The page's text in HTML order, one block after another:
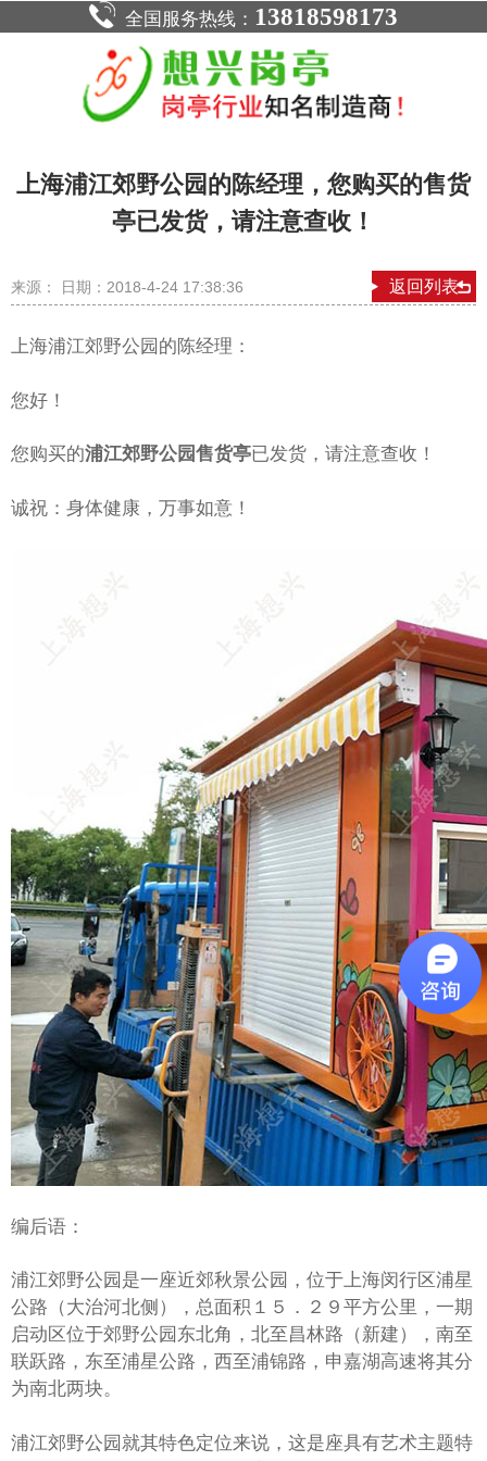
全国服务热线： 13818598173
上海浦江郊野公园的陈经理，您购买的售货
亭已发货，请注意查收！
返回列表
来源： 日期：2018-4-24 17:38:36
上海浦江郊野公园的陈经理：
您好！
您购买的浦江郊野公园售货亭已发货，请注意查收！
诚祝：身体健康，万事如意！
编后语：
浦江郊野公园是一座近郊秋景公园，位于上海闵行区浦星
公路（大治河北侧），总面积１５．２９平方公里，一期
启动区位于郊野公园东北角，北至昌林路（新建），南至
联跃路，东至浦星公路，西至浦锦路，申嘉湖高速将其分
为南北两块。
浦江郊野公园就其特色定位来说，这是座具有艺术主题特